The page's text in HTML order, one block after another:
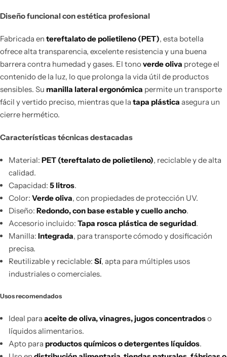
Diseño funcional con estética profesional
Fabricada en tereftalato de polietileno (PET), esta botella
ofrece alta transparencia, excelente resistencia y una buena
barrera contra humedad y gases. El tono verde oliva protege el
contenido de la luz, lo que prolonga la vida útil de productos
sensibles. Su manilla lateral ergonómica permite un transporte
fácil y vertido preciso, mientras que la tapa plástica asegura un
cierre hermético.
Características técnicas destacadas
Material: PET (tereftalato de polietileno), reciclable y de alta
calidad.
Capacidad: 5 litros.
Color: Verde oliva, con propiedades de protección UV.
Diseño: Redondo, con base estable y cuello ancho.
Accesorio incluido: Tapa rosca plástica de seguridad.
Manilla: Integrada, para transporte cómodo y dosificación
precisa.
Reutilizable y reciclable: Sí, apta para múltiples usos
industriales o comerciales.
Usos recomendados
Ideal para aceite de oliva, vinagres, jugos concentradoso
líquidos alimentarios.
Apto para productos químicos o detergentes líquidos.